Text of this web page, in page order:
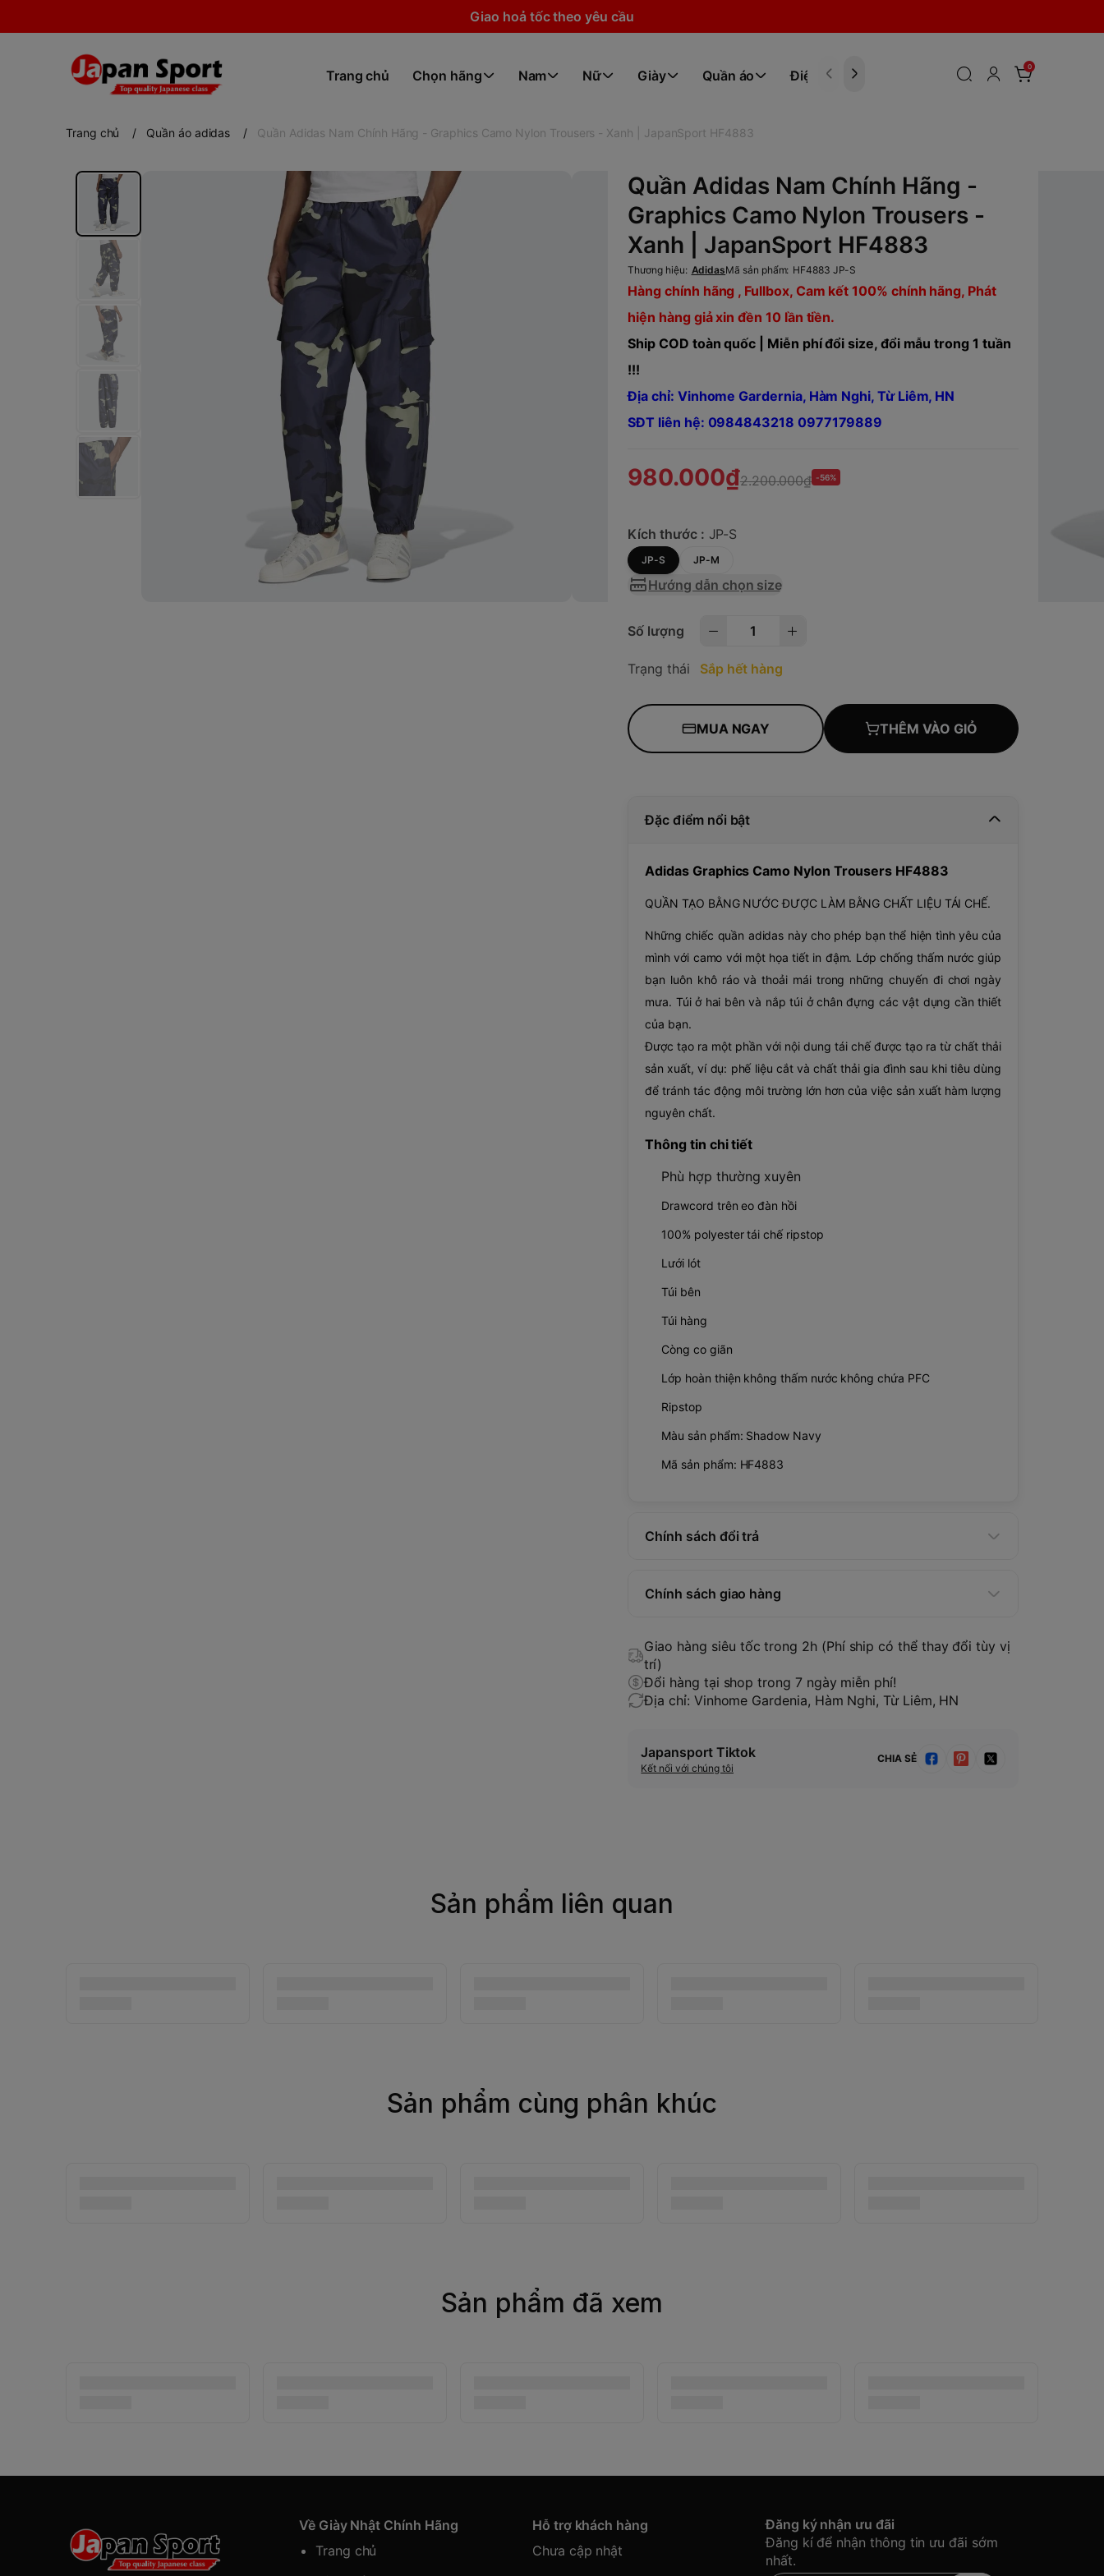
Giao hoả tốc theo yêu cầu
Trang chủ Chọn hãng Nam Nữ Giày Quần áo Điện tử
0
Trang chủ / Quần áo adidas / Quần Adidas Nam Chính Hãng - Graphics Camo Nylon Trousers - Xanh | JapanSport HF4883
Quần Adidas Nam Chính Hãng -
Graphics Camo Nylon Trousers -
Xanh | JapanSport HF4883
Thương hiệu: AdidasMã sản phẩm: HF4883 JP-S
Hàng chính hãng , Fullbox, Cam kết 100% chính hãng, Phát
hiện hàng giả xin đền 10 lần tiền.
Ship COD toàn quốc | Miễn phí đổi size, đổi mẫu trong 1 tuần
!!!
Địa chỉ: Vinhome Gardernia, Hàm Nghi, Từ Liêm, HN
SĐT liên hệ: 0984843218 0977179889
980.000₫2.200.000₫ -56%
Kích thước : JP-S
JP-S JP-M
Hướng dẫn chọn size
Số lượng
Trạng thái Sắp hết hàng
MUA NGAY THÊM VÀO GIỎ
Đặc điểm nổi bật
Adidas Graphics Camo Nylon Trousers HF4883
QUẦN TẠO BẰNG NƯỚC ĐƯỢC LÀM BẰNG CHẤT LIỆU TÁI CHẾ.
Những chiếc quần adidas này cho phép bạn thể hiện tình yêu của
mình với camo với một họa tiết in đậm. Lớp chống thấm nước giúp
bạn luôn khô ráo và thoải mái trong những chuyến đi chơi ngày
mưa. Túi ở hai bên và nắp túi ở chân đựng các vật dụng cần thiết
của bạn.
Được tạo ra một phần với nội dung tái chế được tạo ra từ chất thải
sản xuất, ví dụ: phế liệu cắt và chất thải gia đình sau khi tiêu dùng
để tránh tác động môi trường lớn hơn của việc sản xuất hàm lượng
nguyên chất.
Thông tin chi tiết
Phù hợp thường xuyên
Drawcord trên eo đàn hồi
100% polyester tái chế ripstop
Lưới lót
Túi bên
Túi hàng
Còng co giãn
Lớp hoàn thiện không thấm nước không chứa PFC
Ripstop
Màu sản phẩm: Shadow Navy
Mã sản phẩm: HF4883
Chính sách đổi trả
Chính sách giao hàng
Giao hàng siêu tốc trong 2h (Phí ship có thể thay đổi tùy vị
trí)
Đổi hàng tại shop trong 7 ngày miễn phí!
Địa chỉ: Vinhome Gardenia, Hàm Nghi, Từ Liêm, HN
Japansport Tiktok
Kết nối với chúng tôi
CHIA SẺ
Sản phẩm liên quan
Sản phẩm cùng phân khúc
Sản phẩm đã xem
Về Giày Nhật Chính Hãng
Trang chủ
Hỗ trợ khách hàng
Chưa cập nhật
Đăng ký nhận ưu đãi
Đăng kí để nhận thông tin ưu đãi sớm
nhất.